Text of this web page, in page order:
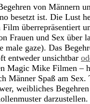
von Männern
besetzt ist. Die Lust
überrepräsentiert
Frauen und Sex über
male gaze). Das
entweder unsichtbar
Magic Mike Filmen –
Männer Spaß am
weibliches
darzustellen.